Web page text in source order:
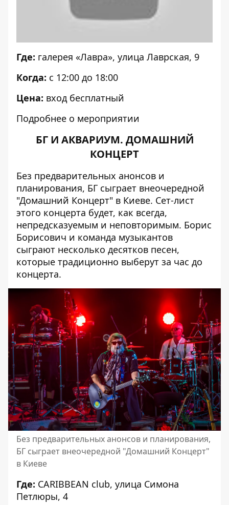
Где: галерея «Лавра», улица Лаврская, 9
Когда: с 12:00 до 18:00
Цена: вход бесплатный
Подробнее о мероприятии
БГ И АКВАРИУМ. ДОМАШНИЙ
КОНЦЕРТ
Без предварительных анонсов и
планирования, БГ сыграет внеочередной
"Домашний Концерт" в Киеве. Сет-лист
этого концерта будет, как всегда,
непредсказуемым и неповторимым. Борис
Борисович и команда музыкантов
сыграют несколько десятков песен,
которые традиционно выберут за час до
концерта.
Без предварительных анонсов и планирования,
БГ сыграет внеочередной "Домашний Концерт"
в Киеве
Где: CARIBBEAN club, улица Симона
Петлюры, 4